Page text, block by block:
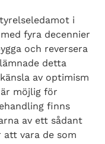
i
fyra decennier
och reversera
detta
av optimism
möjlig för
finns
av ett sådant
vara de som